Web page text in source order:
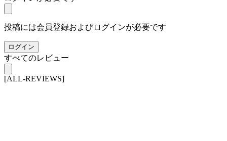
投稿には会員登録およびログインが必要です
ログイン
すべてのレビュー
[ALL-REVIEWS]